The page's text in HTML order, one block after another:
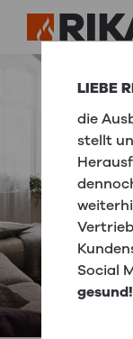
LIEBE
die
stellt
Social
gesund!